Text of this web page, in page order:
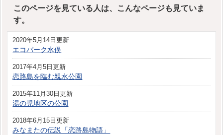
このページを見ている人は、こんなページも見ていま
す。
2020年5月14日更新
エコパーク水俣
2017年4月5日更新
恋路島を臨む親水公園
2015年11月30日更新
湯の児地区の公園
2018年6月15日更新
みなまたの伝説「恋路島物語」